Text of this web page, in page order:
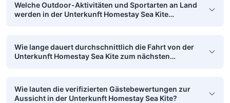
Welche Outdoor-Aktivitäten und Sportarten an Land
werden in der Unterkunft Homestay Sea Kite
Wie lange dauert durchschnittlich die Fahrt von der
Unterkunft Homestay Sea Kite zum nächsten
Wie lauten die verifizierten Gästebewertungen zur
Aussicht in der Unterkunft Homestay Sea Kite?